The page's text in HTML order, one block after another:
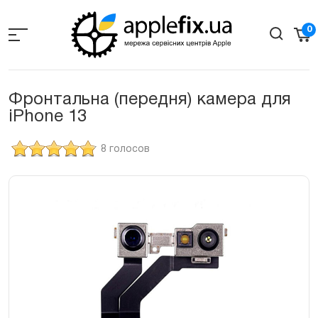
the
0
Фронтальна (передня) камера для
iPhone 13
8 голосов